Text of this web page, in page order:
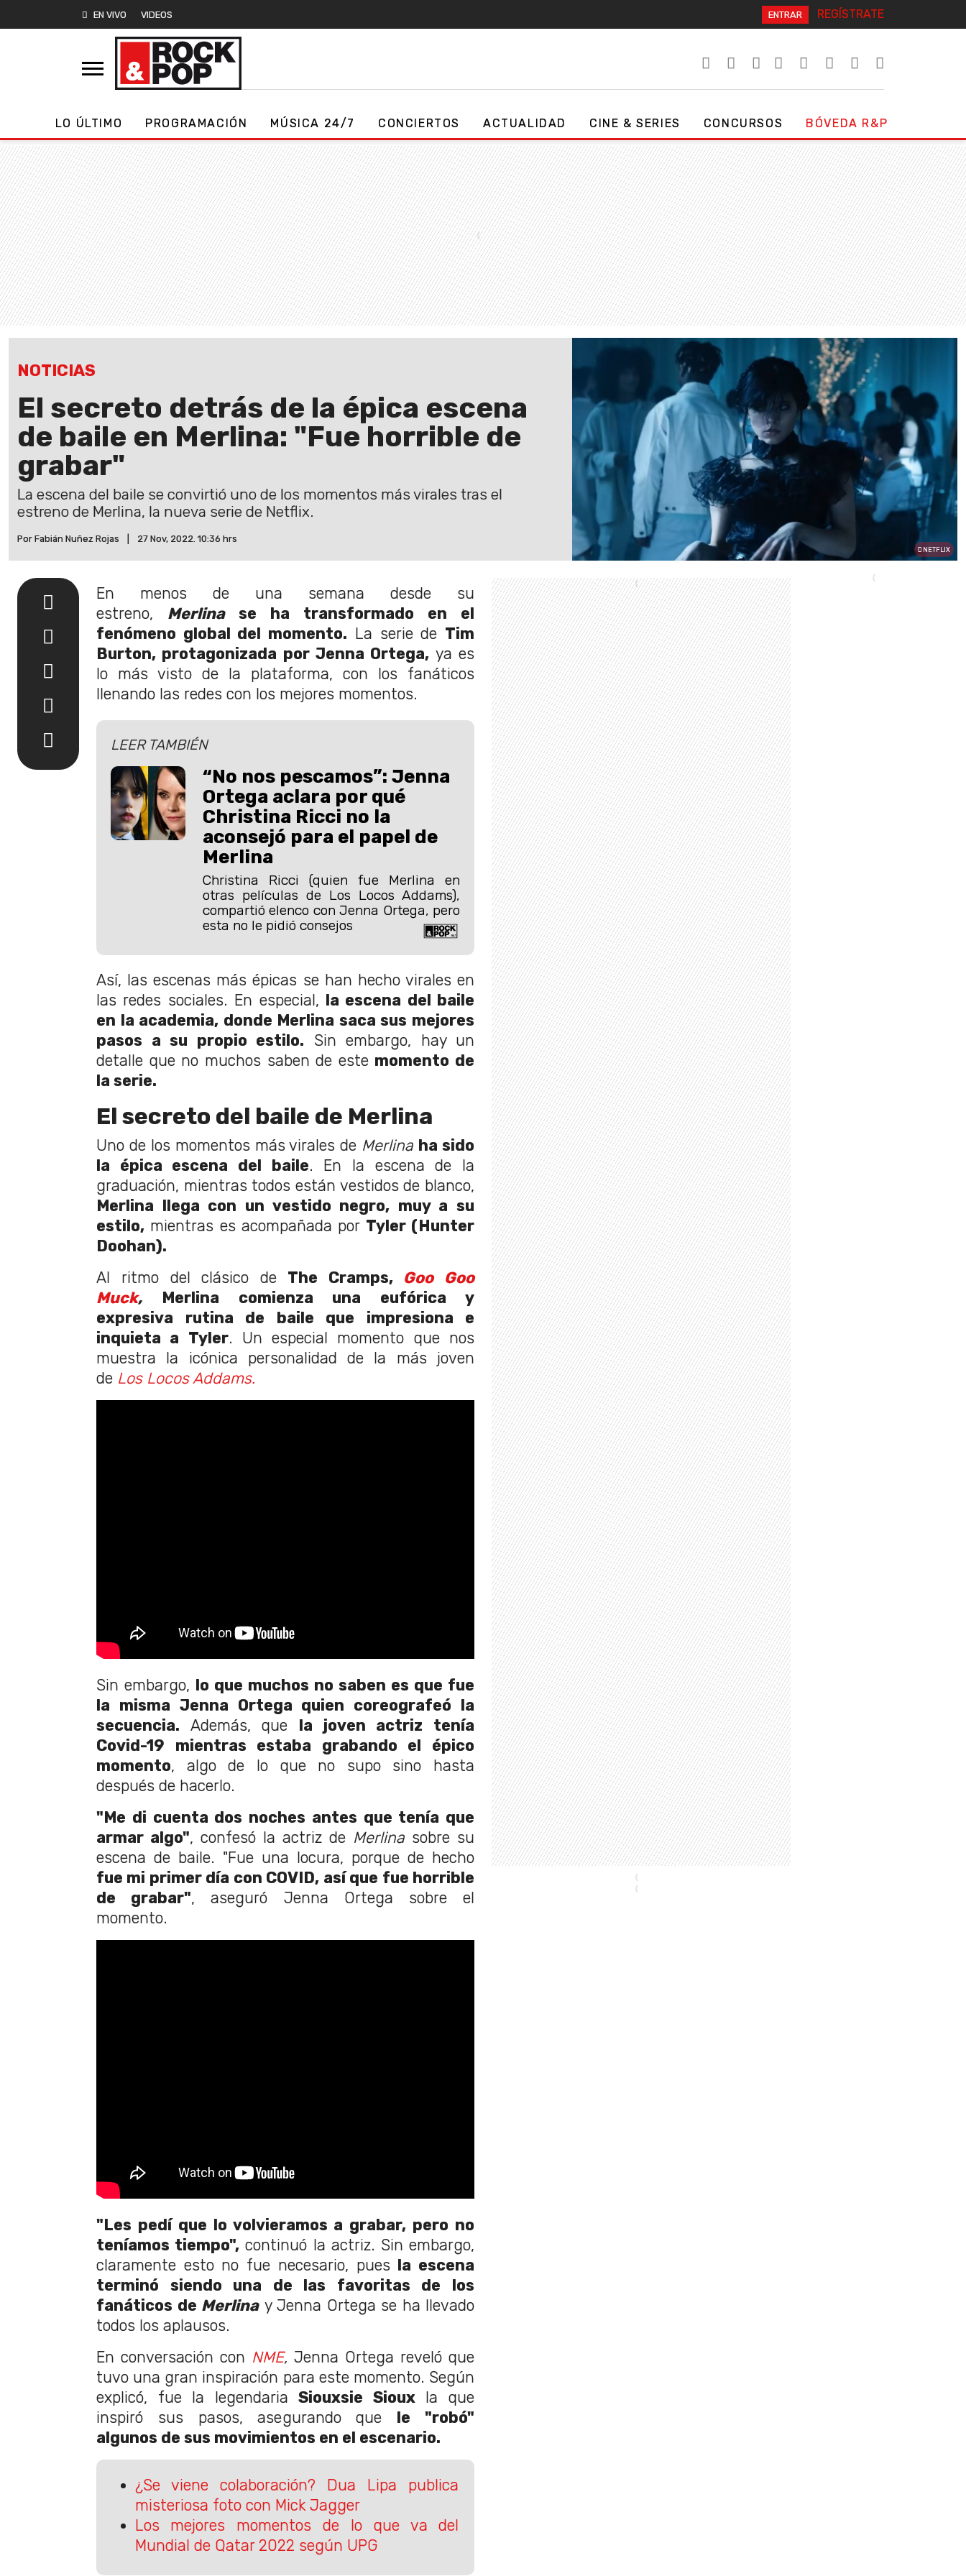
EN VIVO VIDEOS ENTRAR REGÍSTRATE
LO ÚLTIMO PROGRAMACIÓN MÚSICA 24/7 CONCIERTOS ACTUALIDAD CINE & SERIES CONCURSOS BÓVEDA R&P
NOTICIAS
El secreto detrás de la épica escena
de baile en Merlina: "Fue horrible de
grabar"
La escena del baile se convirtió uno de los momentos más virales tras el
estreno de Merlina, la nueva serie de Netflix.
Por Fabián Nuñez Rojas 27 Nov, 2022. 10:36 hrs
NETFLIX
En menos de una semana desde su
estreno, Merlina se ha transformado en el
fenómeno global del momento. La serie de Tim
Burton, protagonizada por Jenna Ortega, ya es
lo más visto de la plataforma, con los fanáticos
llenando las redes con los mejores momentos.
LEER TAMBIÉN
“No nos pescamos”: Jenna
Ortega aclara por qué
Christina Ricci no la
aconsejó para el papel de
Merlina
Christina Ricci (quien fue Merlina en
otras películas de Los Locos Addams),
compartió elenco con Jenna Ortega, pero
esta no le pidió consejos
Así, las escenas más épicas se han hecho virales en
las redes sociales. En especial, la escena del baile
en la academia, donde Merlina saca sus mejores
pasos a su propio estilo. Sin embargo, hay un
detalle que no muchos saben de este momento de
la serie.
El secreto del baile de Merlina
Uno de los momentos más virales de Merlina ha sido
la épica escena del baile. En la escena de la
graduación, mientras todos están vestidos de blanco,
Merlina llega con un vestido negro, muy a su
estilo, mientras es acompañada por Tyler (Hunter
Doohan).
Al ritmo del clásico de The Cramps,
Goo Goo
Muck, Merlina comienza una eufórica y
expresiva rutina de baile que impresiona e
inquieta a Tyler. Un especial momento que nos
muestra la icónica personalidad de la más joven
de Los Locos Addams.
Sin embargo, lo que muchos no saben es que fue
la misma Jenna Ortega quien coreografeó la
secuencia. Además, que la joven actriz tenía
Covid-19 mientras estaba grabando el épico
momento, algo de lo que no supo sino hasta
después de hacerlo.
"Me di cuenta dos noches antes que tenía que
armar algo", confesó la actriz de Merlina sobre su
escena de baile. "Fue una locura, porque de hecho
fue mi primer día con COVID, así que fue horrible
de grabar", aseguró Jenna Ortega sobre el
momento.
"Les pedí que lo volvieramos a grabar, pero no
teníamos tiempo", continuó la actriz. Sin embargo,
claramente esto no fue necesario, pues la escena
terminó siendo una de las favoritas de los
fanáticos de Merlina y Jenna Ortega se ha llevado
todos los aplausos.
En conversación con NME, Jenna Ortega reveló que
tuvo una gran inspiración para este momento. Según
explicó, fue la legendariaSiouxsie Siouxla que
inspiró sus pasos, asegurando que le "robó"
algunos de sus movimientos en el escenario.
¿Se viene colaboración? Dua Lipa publica
misteriosa foto con Mick Jagger
Los mejores momentos de lo que va del
Mundial de Qatar 2022 según UPG